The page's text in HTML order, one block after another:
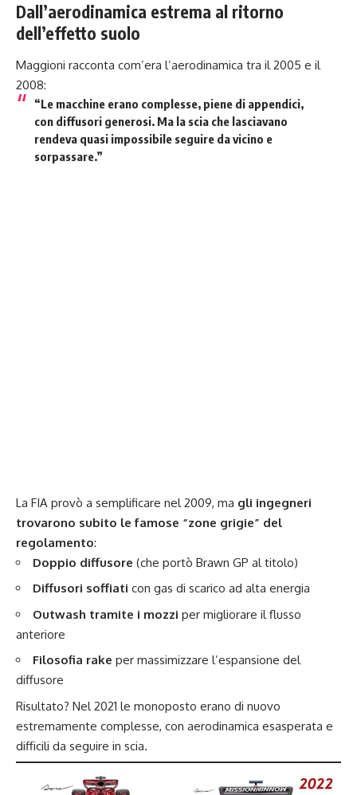
Dall’aerodinamica estrema al ritorno
dell’effetto suolo
Maggioni racconta com’era l’aerodinamica tra il 2005 e il
2008:
“Le macchine erano complesse, piene di appendici,
con diffusori generosi. Ma la scia che lasciavano
rendeva quasi impossibile seguire da vicino e
sorpassare.”
La FIA provò a semplificare nel 2009, ma gli ingegneri
trovarono subito le famose “zone grigie” del
regolamento:
Doppio diffusore (che portò Brawn GP al titolo)
Diffusori soffiati con gas di scarico ad alta energia
Outwash tramite i mozzi per migliorare il flusso
anteriore
Filosofia rake per massimizzare l’espansione del
diffusore
Risultato? Nel 2021 le monoposto erano di nuovo
estremamente complesse, con aerodinamica esasperata e
difficili da seguire in scia.